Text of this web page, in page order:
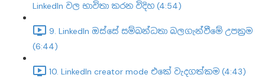
LinkedIn වල භාවිතා කරන විදිහ (4:54)
9. LinkedIn ඔස්සේ සම්බන්ධතා බලගැන්වීමේ උපක්‍රම
(6:44)
10. LinkedIn creator mode එකේ වැදගත්කම (4:43)